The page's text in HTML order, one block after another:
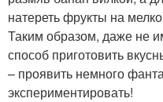
натереть фрукты на
Таким образом, даже не
способ приготовить
– проявить немного
экспериментировать!